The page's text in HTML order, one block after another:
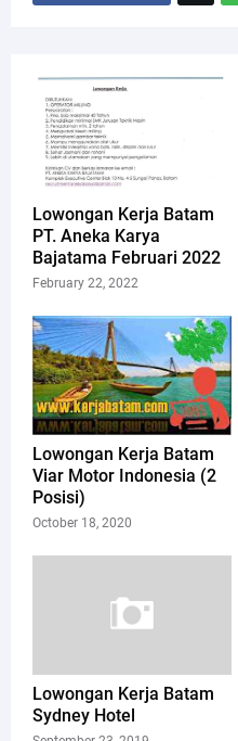
Lowongan Kerja Batam
PT. Aneka Karya
Bajatama Februari 2022
February 22, 2022
Lowongan Kerja Batam
Viar Motor Indonesia (2
Posisi)
October 18, 2020
Lowongan Kerja Batam
Sydney Hotel